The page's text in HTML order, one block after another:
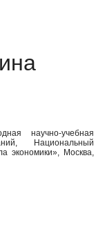
научно-учебная
Национальный
экономики», Москва,